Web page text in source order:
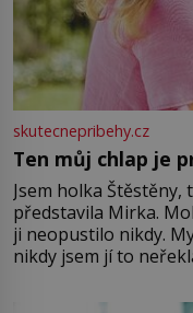
skutecnepribehy.cz
Ten můj chlap je
Jsem holka Štěstěny,
představila Mirka.
ji neopustilo nikdy.
nikdy jsem jí to
Jsme spolu moc rádi